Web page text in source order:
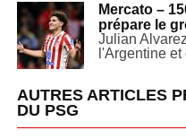
Mercato –
prépare le
Julian
l'Argentine
AUTRES ARTICLES
DU PSG